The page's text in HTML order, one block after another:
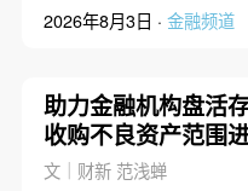
2026年8月3日 · 金融频道
助力金融机构盘活
收购不良资产范围
大
文｜财新 范浅蝉